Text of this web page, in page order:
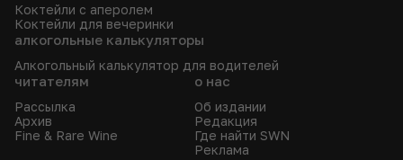
Коктейли с аперолем
Коктейли для вечеринки
алкогольные калькуляторы
Алкогольный калькулятор для водителей
читателям
Рассылка
Архив
Fine & Rare Wine
о нас
Об издании
Редакция
Где найти SWN
Реклама